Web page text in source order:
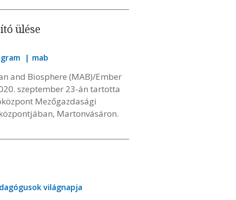
ülése
mab
and Biosphere (MAB)/Ember
szeptember 23-án tartotta
Mezőgazdasági
Martonvásáron.
világnapja